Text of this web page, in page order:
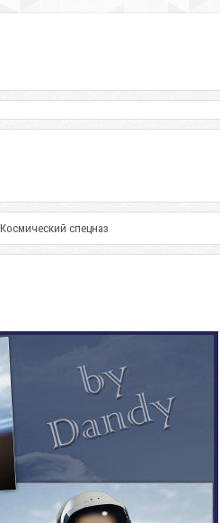
спецназ